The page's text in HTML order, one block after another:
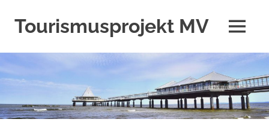
Inhalt
springen
Tourismusprojekt MV MENÜ